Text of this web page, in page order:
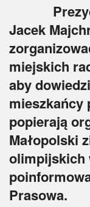
Zaproszenia
Jacek
miejskich
aby
mieszkańcy
popierają
Małopolski
olimpijskich
Prasowa.